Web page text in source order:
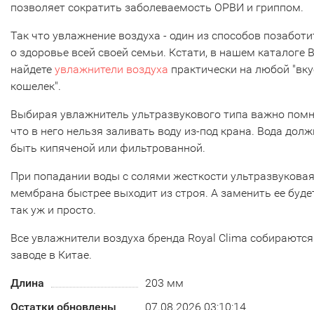
позволяет сократить заболеваемость ОРВИ и гриппом.
Так что увлажнение воздуха - один из способов
о здоровье всей своей семьи. Кстати, в нашем каталоге
найдете увлажнители воздуха практически на любой
кошелек".
Выбирая увлажнитель ультразвукового типа важно
что в него нельзя заливать воду из-под крана. Вода
быть кипяченой или фильтрованной.
При попадании воды с солями жесткости ультразвуковая
мембрана быстрее выходит из строя. А заменить ее
так уж и просто.
Все увлажнители воздуха бренда Royal Clima
заводе в Китае.
Длина
203 мм
Остатки обновлены
07.08.2026 03:10:14